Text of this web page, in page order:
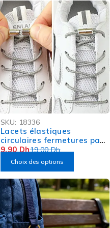
SKU: 18336
Lacets élastiques
circulaires fermetures par
embouts métal
19,00Dh
9,90 Dh
Choix des options